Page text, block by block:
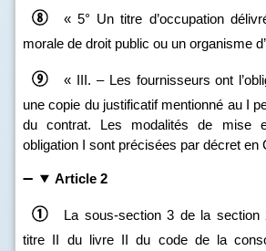
« 5° Un titre d’occupation
morale de droit public ou un organisme
« III. – Les fournisseurs ont
une copie du justificatif mentionné au I
du contrat. Les modalités de mise
obligation I sont précisées par décret en
Article 2
La sous‑section 3 de la
titre II du livre II du code de la